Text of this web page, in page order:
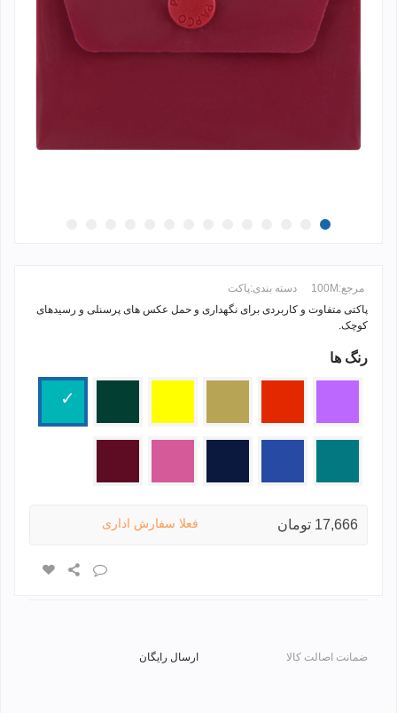
مرجع: 100M دسته بندی:پاکت
پاکتی متفاوت و کاربردی برای نگهداری و حمل عکس های پرسنلی و رسیدهای
کوچک.
ادامه مطلب +
رنگ ها
17,666 تومان فعلا سفارش اداری
ضمانت اصالت کالا ارسال رایگان